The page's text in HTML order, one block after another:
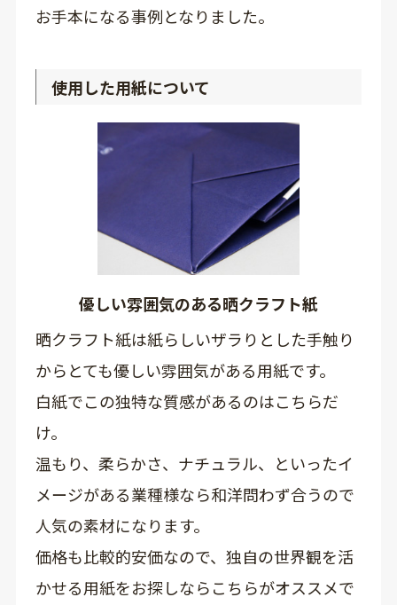
お手本になる事例となりました。
使用した用紙について
優しい雰囲気のある晒クラフト紙
晒クラフト紙は紙らしいザラりとした手触り
からとても優しい雰囲気がある用紙です。
白紙でこの独特な質感があるのはこちらだ
け。
温もり、柔らかさ、ナチュラル、といったイ
メージがある業種様なら和洋問わず合うので
人気の素材になります。
価格も比較的安価なので、独自の世界観を活
かせる用紙をお探しならこちらがオススメで